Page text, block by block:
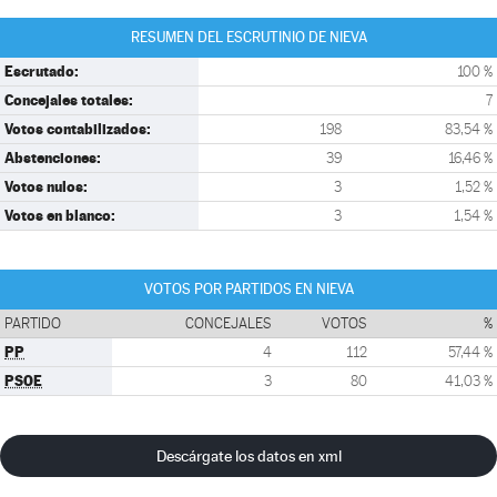
RESUMEN DEL ESCRUTINIO DE NIEVA
Escrutado: 100 %
Concejales totales: 7
Votos contabilizados: 198 83,54 %
Abstenciones: 39 16,46 %
Votos nulos: 3 1,52 %
Votos en blanco: 3 1,54 %
VOTOS POR PARTIDOS EN NIEVA
PARTIDO CONCEJALES VOTOS %
PP 4 112 57,44 %
PSOE 3 80 41,03 %
Descárgate los datos en xml